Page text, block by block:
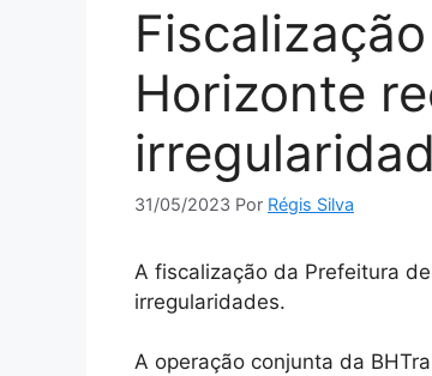
Horizonte
31/05/2023 Por Régis Silva
A fiscalização da Prefeitura
irregularidades.
A operação conjunta da